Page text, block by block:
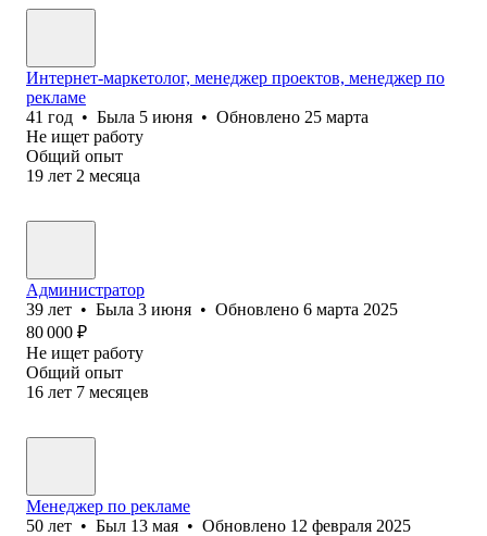
Интернет-маркетолог, менеджер проектов, менеджер по
рекламе
41 год • Была 5 июня • Обновлено 25 марта
Не ищет работу
Общий опыт
19 лет 2 месяца
Администратор
39 лет • Была 3 июня • Обновлено 6 марта 2025
80 000 ₽
Не ищет работу
Общий опыт
16 лет 7 месяцев
Менеджер по рекламе
50 лет • Был 13 мая • Обновлено 12 февраля 2025